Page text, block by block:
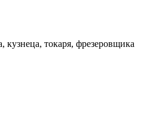
токаря, фрезеровщика